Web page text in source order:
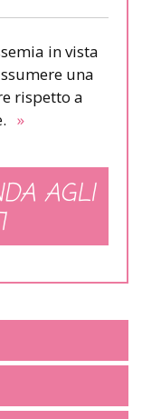
in vista
una
rispetto a
»
AGLI